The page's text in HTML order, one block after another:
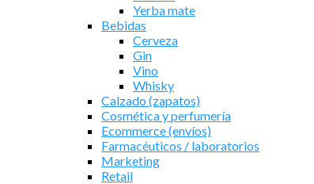
Yerba mate
Bebidas
Cerveza
Gin
Vino
Whisky
Calzado (zapatos)
Cosmética y perfumería
Ecommerce (envíos)
Farmacéuticos / laboratorios
Marketing
Retail